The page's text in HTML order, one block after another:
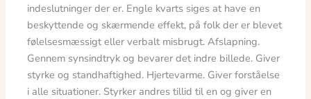
indeslutninger der er. Engle kvarts siges at have en
beskyttende og skærmende effekt, på folk der er blevet
følelsesmæssigt eller verbalt misbrugt. Afslapning.
Gennem synsindtryk og bevarer det indre billede. Giver
styrke og standhaftighed. Hjertevarme. Giver forståelse
i alle situationer. Styrker andres tillid til en og giver en